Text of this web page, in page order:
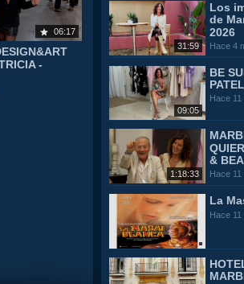
06:17
-
31:59
Los
de
2026
Hace 4
09:05
BE
Hace
1:18:33
&
Hace
La
Hace 11